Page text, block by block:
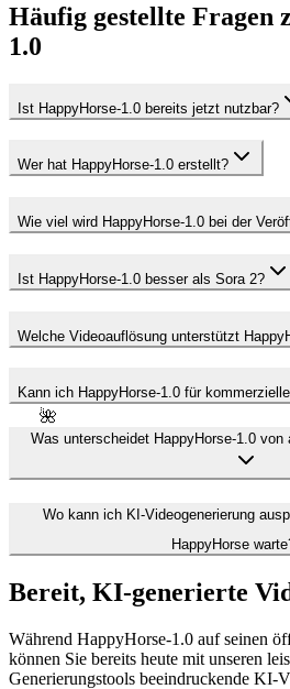
🌺
Häufig gestellte Fragen
1.0
Ist HappyHorse-1.0 bereits jetzt nutzbar?
Wer hat HappyHorse-1.0 erstellt?
Wie viel wird HappyHorse-1.0 bei der
Ist HappyHorse-1.0 besser als Sora 2?
Welche Videoauflösung unterstützt
Kann ich HappyHorse-1.0 für
Was unterscheidet HappyHorse-1.0 von
Wo kann ich KI-Videogenerierung
HappyHorse
Bereit, KI-generierte
Während HappyHorse-1.0 auf seinen
können Sie bereits heute mit unseren
Generierungstools beeindruckende KI-